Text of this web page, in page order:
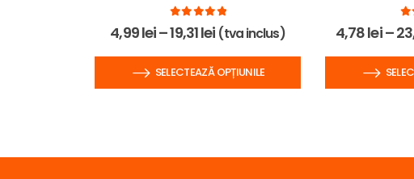
0out of 5
4,99lei–19,31lei (tva inclus)
SELECTEAZĂ OPȚIUNILE
0
4,78lei–